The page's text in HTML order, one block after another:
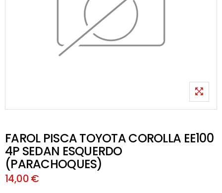
FAROL PISCA TOYOTA COROLLA EE100
4P SEDAN ESQUERDO
(PARACHOQUES)
14,00 €